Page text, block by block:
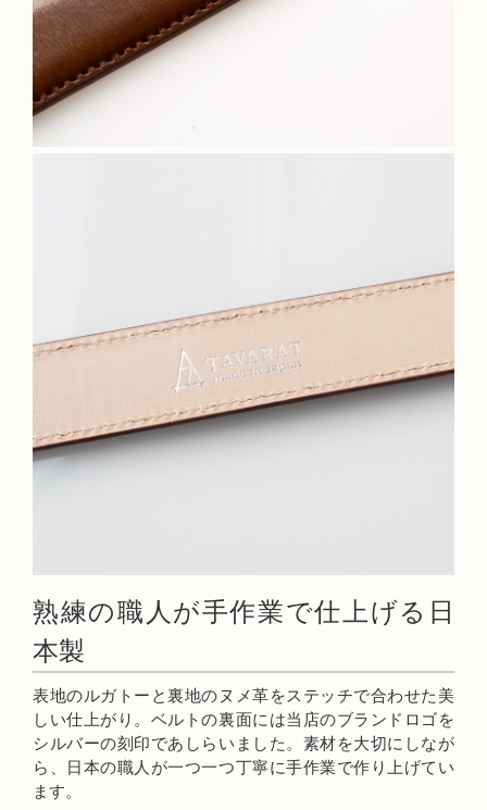
熟練の職人が手作業で仕上げる日
本製
表地のルガトーと裏地のヌメ革をステッチで合わせた美
しい仕上がり。ベルトの裏面には当店のブランドロゴを
シルバーの刻印であしらいました。素材を大切にしなが
ら、日本の職人が一つ一つ丁寧に手作業で作り上げてい
ます。